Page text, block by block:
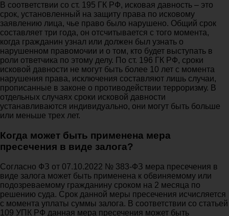
В соответствии со ст. 195 ГК РФ, исковая давность – это
срок, установленный на защиту права по исковому
заявлению лица, чье право было нарушено. Общий срок
составляет три года, он отсчитывается с того момента,
когда гражданин узнал или должен был узнать о
нарушенном правомочии и о том, кто будет выступать в
роли ответчика по этому делу. По ст. 196 ГК РФ, сроки
исковой давности не могут быть более 10 лет с момента
нарушения права, исключения составляют лишь случаи,
прописанные в законе о противодействии терроризму. В
отдельных случаях сроки исковой давности
устанавливаются индивидуально, они могут быть больше
или меньше трех лет.
Когда может быть применена мера
пресечения в виде залога?
Согласно ФЗ от 07.10.2022 № 383-ФЗ мера пресечения в
виде залога может быть применена к обвиняемому или
подозреваемому гражданину сроком на 2 месяца по
решению суда. Срок данной меры пресечения исчисляется
с момента уплаты суммы залога. В соответствии со статьей
109 УПК РФ данная мера пресечения может быть